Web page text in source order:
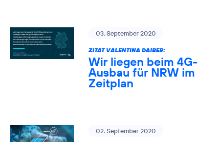
03. September 2020
ZITAT VALENTINA DAIBER:
Wir liegen beim 4G-
Ausbau für NRW im
Zeitplan
02. September 2020